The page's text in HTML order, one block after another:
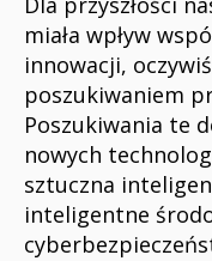
miała wpływ
innowacji,
poszukiwaniem
Poszukiwania te
nowych
sztuczna
inteligentne